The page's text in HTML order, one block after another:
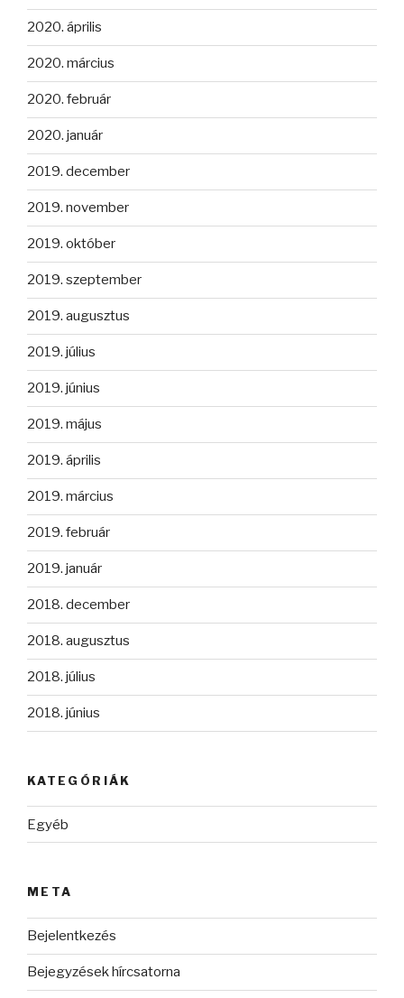
2020. április
2020. március
2020. február
2020. január
2019. december
2019. november
2019. október
2019. szeptember
2019. augusztus
2019. július
2019. június
2019. május
2019. április
2019. március
2019. február
2019. január
2018. december
2018. augusztus
2018. július
2018. június
KATEGÓRIÁK
Egyéb
META
Bejelentkezés
Bejegyzések hírcsatorna